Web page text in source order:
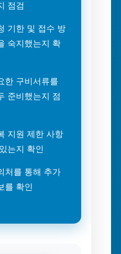
점검
기한 및 접수 방
숙지했는지 확
한 구비서류를
준비했는지 점
지원 제한 사항
는지 확인
처를 통해 추가
를 확인